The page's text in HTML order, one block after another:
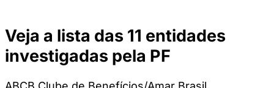
Veja a lista das 11 entidades
investigadas pela PF